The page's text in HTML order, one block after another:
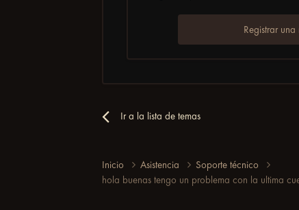
Registrar
Ir a la lista de temas
Inicio Asistencia
Soporte técnico
hola buenas tengo un problema con la ultima